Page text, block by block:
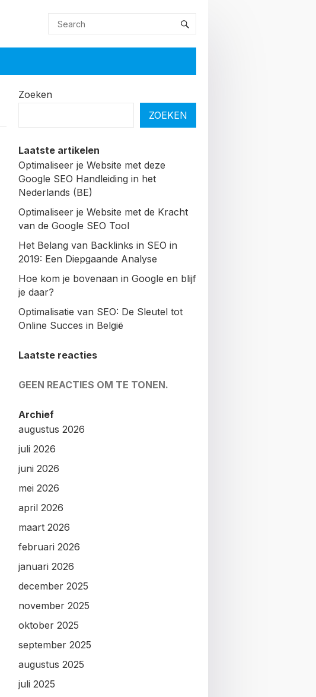
Zoeken
ZOEKEN
Laatste artikelen
Optimaliseer je Website met deze
Google SEO Handleiding in het
Nederlands (BE)
Optimaliseer je Website met de Kracht
van de Google SEO Tool
Het Belang van Backlinks in SEO in
2019: Een Diepgaande Analyse
Hoe kom je bovenaan in Google en blijf
je daar?
Optimalisatie van SEO: De Sleutel tot
Online Succes in België
Laatste reacties
GEEN REACTIES OM TE TONEN.
Archief
augustus 2026
juli 2026
juni 2026
mei 2026
april 2026
maart 2026
februari 2026
januari 2026
december 2025
november 2025
oktober 2025
september 2025
augustus 2025
juli 2025